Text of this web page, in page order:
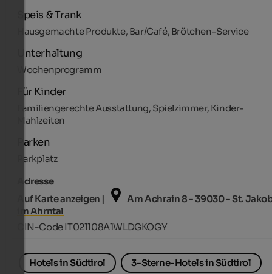
Speis & Trank
Hausgemachte Produkte, Bar/Café, Brötchen-Service
Unterhaltung
Wochenprogramm
Für Kinder
Familiengerechte Ausstattung, Spielzimmer, Kinder-
Mahlzeiten
Parken
Parkplatz
Adresse
Auf Karte anzeigen |
Am Achrain 8 - 39030 - St.
im Ahrntal
CIN-Code IT021108A1WLDGKOGY
Hotels in Südtirol 3-Sterne-Hotels in Südtirol